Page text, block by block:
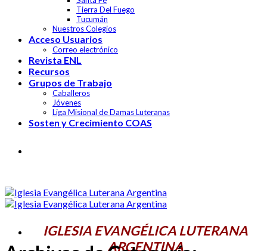
Tierra Del Fuego
Tucumán
Nuestros Colegios
Acceso Usuarios
Correo electrónico
Revista ENL
Recursos
Grupos de Trabajo
Caballeros
Jóvenes
Liga Misional de Damas Luteranas
Sosten y Crecimiento COAS
IGLESIA EVANGÉLICA LUTERANA
ARGENTINA